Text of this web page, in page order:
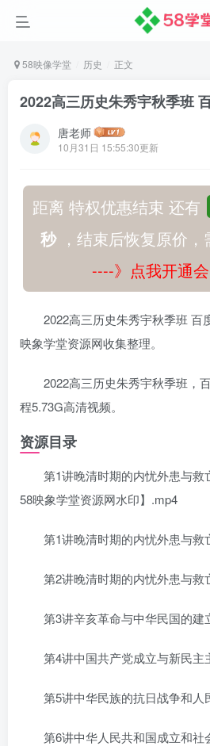
58映像学堂 历史 正文
2022高三历史朱秀宇秋季班
唐老师
10月31日 15:55:30更新
距离 特权优惠结束 还有
秒，结束后恢复原价，
----》点我开通
2022高三历史朱秀宇秋季班 百
映象学堂资源网收集整理。
2022高三历史朱秀宇秋季班，
程5.73G高清视频。
资源目录
第1讲晚清时期的内忧外患与
58映象学堂资源网水印】.mp4
第1讲晚清时期的内忧外患与救
第2讲晚清时期的内忧外患与救
第3讲辛亥革命与中华民国的建
第4讲中国共产党成立与新民主
第5讲中华民族的抗日战争和人
第6讲中华人民共和国成立和社